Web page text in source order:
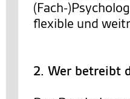
(Fach-
flexible und
2. Wer betreibt